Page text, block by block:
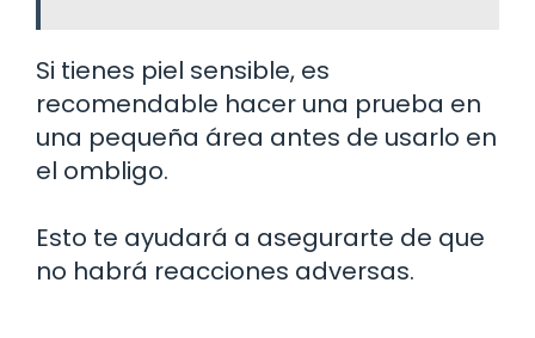
Si tienes piel sensible, es
recomendable hacer una prueba en
una pequeña área antes de usarlo en
el ombligo.
Esto te ayudará a asegurarte de que
no habrá reacciones adversas.